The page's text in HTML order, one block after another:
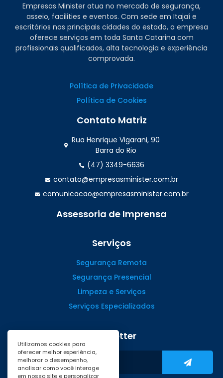
Empresas Minister atua no mercado de segurança,
asseio, facilities e eventos. Com sede em Itajaí e
escritórios nas principais cidades do estado, a empresa
oferece serviços em toda Santa Catarina com
profissionais qualificados, alta tecnologia e experiência
comprovada.
Política de Privacidade
Política de Cookies
Contato Matriz
Rua Henrique Vigarani, 90
Barra do Rio
(47) 3349-6636
contato@empresasminister.com.br
comunicacao@empresasminister.com.br
(47) 99988.4642
Assessoria de Imprensa
Serviços
Segurança Remota
Segurança Presencial
Limpeza e Serviços
Serviços Especializados
Newsletter
Utilizamos cookies para
oferecer melhor experiência,
melhorar o desempenho,
analisar como você interage
em nosso site e personalizar